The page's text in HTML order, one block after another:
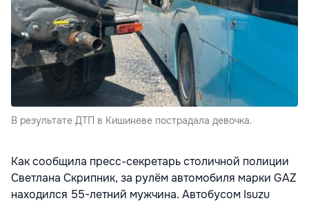
В результате ДТП в Кишиневе пострадала девочка.
Как сообщила пресс-секретарь столичной полиции
Светлана Скрипник, за рулём автомобиля марки GAZ
находился 55-летний мужчина. Автобусом Isuzu